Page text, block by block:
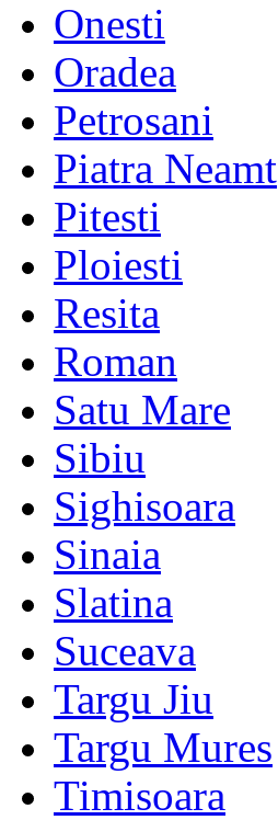
Onesti
Oradea
Petrosani
Piatra Neamt
Pitesti
Ploiesti
Resita
Roman
Satu Mare
Sibiu
Sighisoara
Sinaia
Slatina
Suceava
Targu Jiu
Targu Mures
Timisoara